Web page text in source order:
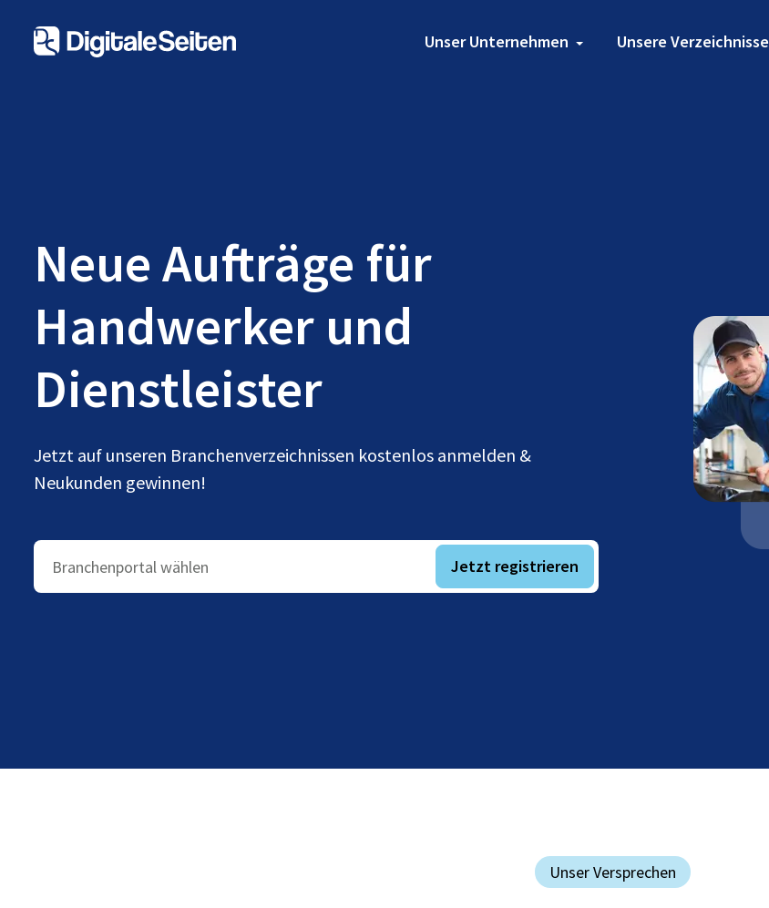
Unser Unternehmen Unsere Verzeichnisse
Neue Aufträge für
Handwerker und
Dienstleister
Jetzt auf unseren Branchenverzeichnissen kostenlos anmelden &
Neukunden gewinnen!
Branchenportal wählen Jetzt registrieren
Unser Versprechen